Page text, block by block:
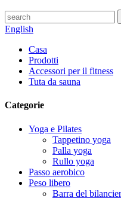
English
Casa
Prodotti
Accessori per il fitness
Tuta da sauna
Categorie
Yoga e Pilates
Tappetino yoga
Palla yoga
Rullo yoga
Passo aerobico
Peso libero
Barra del